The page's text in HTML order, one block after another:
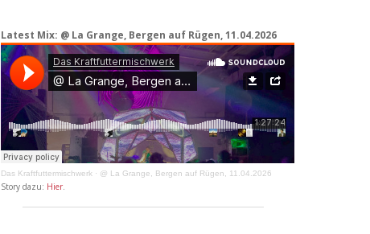
Latest Mix: @ La Grange, Bergen auf Rügen, 11.04.2026
Das Kraftfuttermischwerk · @ La Grange, Bergen auf Rügen, 11.04.2026
Story dazu: Hier.